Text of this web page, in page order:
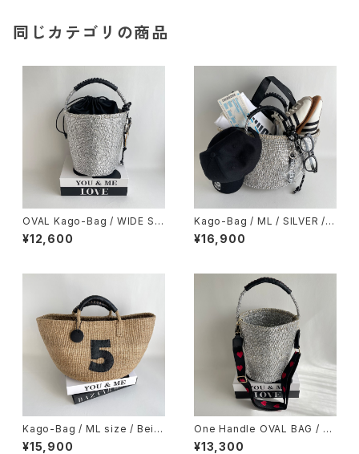
同じカテゴリの商品
OVAL Kago-Bag / WIDE SIZ
E / スマイルチャーム＆巾着ポー
チ付
¥12,600
Kago-Bag / ML / SILVER /
ロゴチャーム＆保冷温エコバッ
グ付き
¥16,900
Kago-Bag / ML size / Beig
e / No.5
¥15,900
One Handle OVAL BAG / Sh
oulder Strap Herat
¥13,300